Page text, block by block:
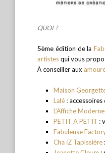
QUOI ?
5ème édition de la
artistesqui vous
À conseiller aux
Maison
Lalé :
L’Affiche Moderne
PETIT A PETIT :
Fabuleuse
Cha iZ Tapissière